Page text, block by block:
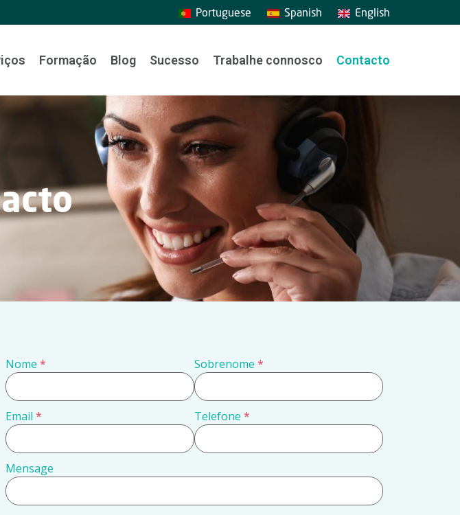
Portuguese Spanish English
Formação Blog Sucesso Trabalhe connosco Contacto
Nome * Sobrenome *
Email * Telefone *
Mensage